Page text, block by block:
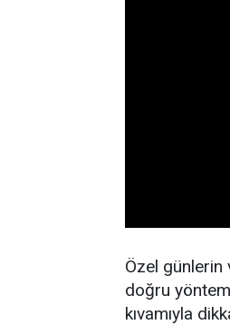
Özel günlerin
doğru
kıvamıyla